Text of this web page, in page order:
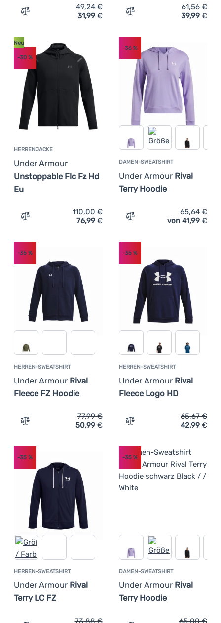
Zum Vergleich 'Kinder-Sweatshirt Under Armour Rival
49,24€
31,99 € Zum Vergleich 'Damen-
61,56€
39,99 €
HERRENJACKE
Under Armour
Unstoppable Flc Fz Hd
Eu
Neu
-30 %
Zum Vergleich 'Herrenjacke Under Armour Unstoppable
110,00€
76,99 €
DAMEN-SWEATSHIRT
Under Armour Rival
Terry Hoodie
-36%
Zum Vergleich 'Damen-
65,64€
von 41,99 €
HERREN-SWEATSHIRT
Under Armour Rival
Fleece FZ Hoodie
-35 %
Zum Vergleich 'Herren-Sweatshirt Under Armour Rival
77,99€
50,99 €
HERREN-SWEATSHIRT
Under Armour Rival
Fleece Logo HD
-35%
Zum Vergleich 'Herren-
65,67€
42,99 €
HERREN-SWEATSHIRT
Under Armour Rival
Terry LC FZ
-35 %
73,88€
DAMEN-SWEATSHIRT
Under Armour Rival
Terry Hoodie
-35%
65,00€